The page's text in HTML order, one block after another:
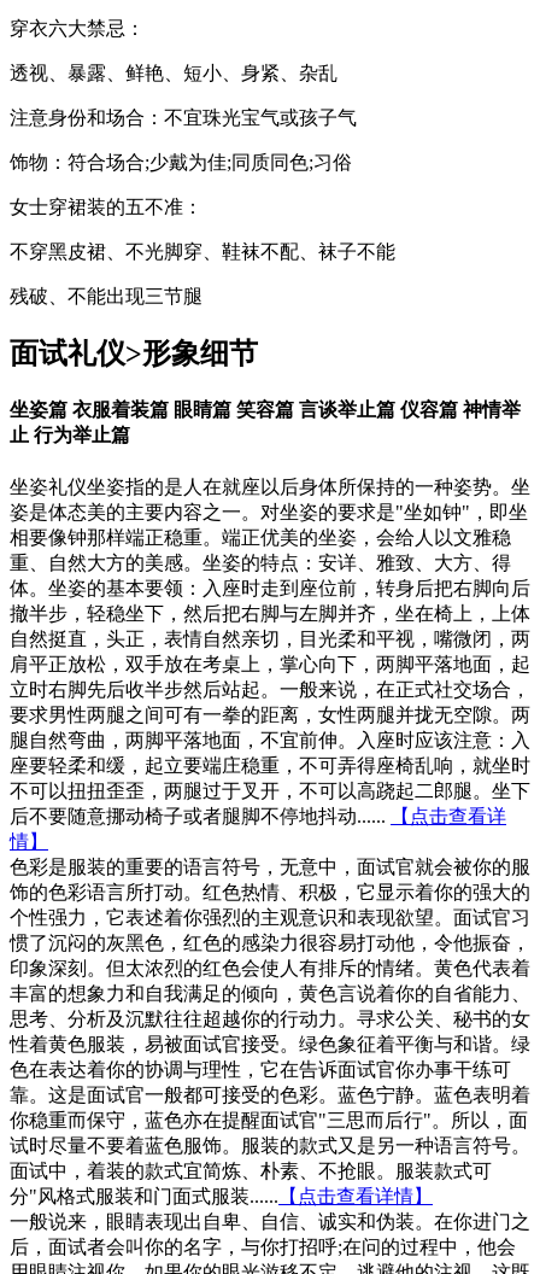
穿衣六大禁忌：
透视、暴露、鲜艳、短小、身紧、杂乱
注意身份和场合：不宜珠光宝气或孩子气
饰物：符合场合;少戴为佳;同质同色;习俗
女士穿裙装的五不准：
不穿黑皮裙、不光脚穿、鞋袜不配、袜子不能
残破、不能出现三节腿
面试礼仪>形象细节
坐姿篇 衣服着装篇 眼睛篇 笑容篇 言谈举止篇 仪容篇 神情举
止 行为举止篇
坐姿礼仪坐姿指的是人在就座以后身体所保持的一种姿势。坐
姿是体态美的主要内容之一。对坐姿的要求是"坐如钟"，即坐
相要像钟那样端正稳重。端正优美的坐姿，会给人以文雅稳
重、自然大方的美感。坐姿的特点：安详、雅致、大方、得
体。坐姿的基本要领：入座时走到座位前，转身后把右脚向后
撤半步，轻稳坐下，然后把右脚与左脚并齐，坐在椅上，上体
自然挺直，头正，表情自然亲切，目光柔和平视，嘴微闭，两
肩平正放松，双手放在考桌上，掌心向下，两脚平落地面，起
立时右脚先后收半步然后站起。一般来说，在正式社交场合，
要求男性两腿之间可有一拳的距离，女性两腿并拢无空隙。两
腿自然弯曲，两脚平落地面，不宜前伸。入座时应该注意：入
座要轻柔和缓，起立要端庄稳重，不可弄得座椅乱响，就坐时
不可以扭扭歪歪，两腿过于叉开，不可以高跷起二郎腿。坐下
后不要随意挪动椅子或者腿脚不停地抖动......
【点击查看详
情】
色彩是服装的重要的语言符号，无意中，面试官就会被你的服
饰的色彩语言所打动。红色热情、积极，它显示着你的强大的
个性强力，它表述着你强烈的主观意识和表现欲望。面试官习
惯了沉闷的灰黑色，红色的感染力很容易打动他，令他振奋，
印象深刻。但太浓烈的红色会使人有排斥的情绪。黄色代表着
丰富的想象力和自我满足的倾向，黄色言说着你的自省能力、
思考、分析及沉默往往超越你的行动力。寻求公关、秘书的女
性着黄色服装，易被面试官接受。绿色象征着平衡与和谐。绿
色在表达着你的协调与理性，它在告诉面试官你办事干练可
靠。这是面试官一般都可接受的色彩。蓝色宁静。蓝色表明着
你稳重而保守，蓝色亦在提醒面试官"三思而后行"。所以，面
试时尽量不要着蓝色服饰。服装的款式又是另一种语言符号。
面试中，着装的款式宜简炼、朴素、不抢眼。服装款式可
分"风格式服装和门面式服装...... 【点击查看详情】
一般说来，眼睛表现出自卑、自信、诚实和伪装。在你进门之
后，面试者会叫你的名字，与你打招呼;在问的过程中，他会